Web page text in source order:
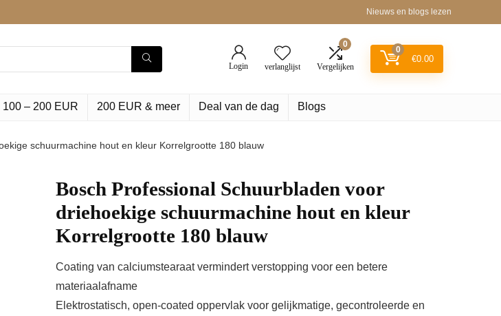
Nieuws en blogs lezen
Login verlanglijst
0
Vergelijken
0
€0.00
100 – 200 EUR 200 EUR & meer Deal van de dag Blogs
schuurmachine hout en kleur Korrelgrootte 180 blauw
Bosch Professional Schuurbladen voor
driehoekige schuurmachine hout en kleur
Korrelgrootte 180 blauw
Coating van calciumstearaat vermindert verstopping voor een betere
materiaalafname
Elektrostatisch, open-coated oppervlak voor gelijkmatige, gecontroleerde en